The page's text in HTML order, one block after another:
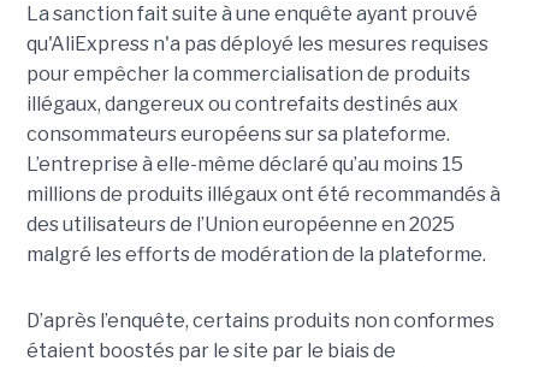
La sanction fait suite à une enquête ayant prouvé
qu'AliExpress n'a pas déployé les mesures requises
pour empêcher la commercialisation de produits
illégaux, dangereux ou contrefaits destinés aux
consommateurs européens sur sa plateforme.
L’entreprise à elle-même déclaré qu’au moins 15
millions de produits illégaux ont été recommandés à
des utilisateurs de l’Union européenne en 2025
malgré les efforts de modération de la plateforme.
D’après l’enquête, certains produits non conformes
étaient boostés par le site par le biais de